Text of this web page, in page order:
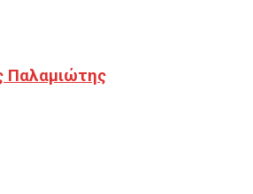
Παλαμιώτης